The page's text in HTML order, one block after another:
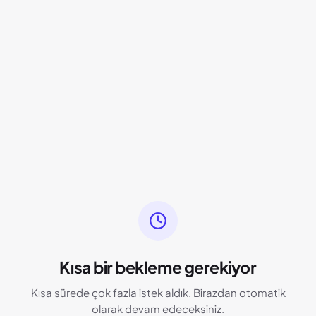
Kısa bir bekleme gerekiyor
Kısa sürede çok fazla istek aldık. Birazdan otomatik
olarak devam edeceksiniz.